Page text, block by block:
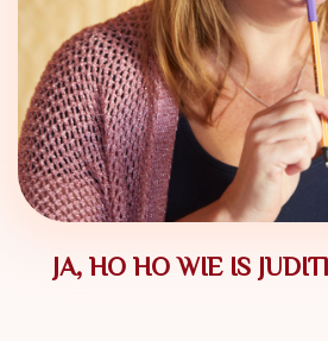
JA, HO HO WIE IS